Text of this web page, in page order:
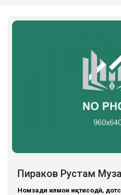
Пираков Рустам
Номзади илмҳои иқтисодӣ,